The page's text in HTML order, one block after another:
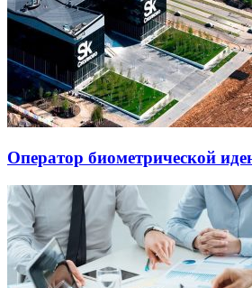
Оператор биометрической